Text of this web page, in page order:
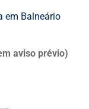
em Balneário
aviso prévio)